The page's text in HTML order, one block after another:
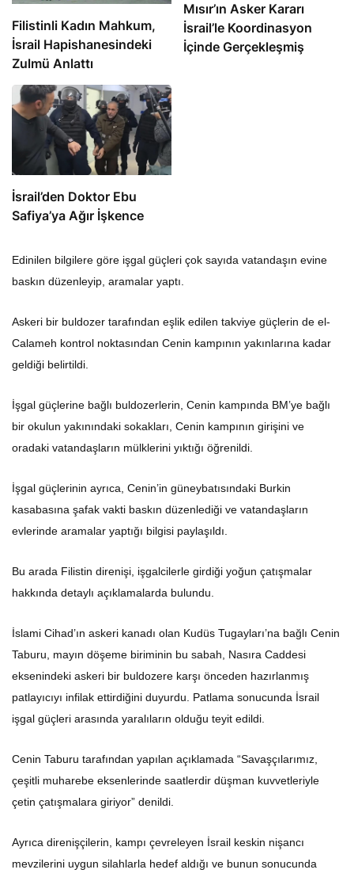
Filistinli Kadın Mahkum,
İsrail Hapishanesindeki
Zulmü Anlattı
Mısır’ın Asker Kararı
İsrail’le Koordinasyon
İçinde Gerçekleşmiş
İsrail’den Doktor Ebu
Safiya’ya Ağır İşkence
Edinilen bilgilere göre işgal güçleri çok sayıda vatandaşın evine
baskın düzenleyip, aramalar yaptı.
Askeri bir buldozer tarafından eşlik edilen takviye güçlerin de el-
Calameh kontrol noktasından Cenin kampının yakınlarına kadar
geldiği belirtildi.
İşgal güçlerine bağlı buldozerlerin, Cenin kampında BM’ye bağlı
bir okulun yakınındaki sokakları, Cenin kampının girişini ve
oradaki vatandaşların mülklerini yıktığı öğrenildi.
İşgal güçlerinin ayrıca, Cenin’in güneybatısındaki Burkin
kasabasına şafak vakti baskın düzenlediği ve vatandaşların
evlerinde aramalar yaptığı bilgisi paylaşıldı.
Bu arada Filistin direnişi, işgalcilerle girdiği yoğun çatışmalar
hakkında detaylı açıklamalarda bulundu.
İslami Cihad’ın askeri kanadı olan Kudüs Tugayları’na bağlı Cenin
Taburu, mayın döşeme biriminin bu sabah, Nasıra Caddesi
eksenindeki askeri bir buldozere karşı önceden hazırlanmış
patlayıcıyı infilak ettirdiğini duyurdu. Patlama sonucunda İsrail
işgal güçleri arasında yaralıların olduğu teyit edildi.
Cenin Taburu tarafından yapılan açıklamada “Savaşçılarımız,
çeşitli muharebe eksenlerinde saatlerdir düşman kuvvetleriyle
çetin çatışmalara giriyor” denildi.
Ayrıca direnişçilerin, kampı çevreleyen İsrail keskin nişancı
mevzilerini uygun silahlarla hedef aldığı ve bunun sonucunda